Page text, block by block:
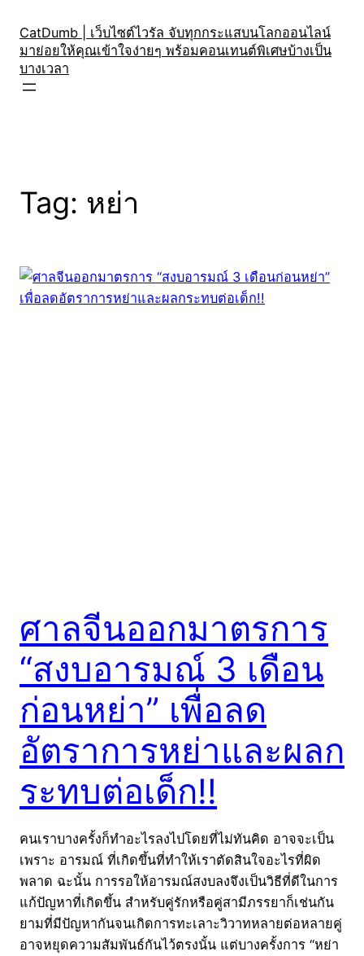
content
CatDumb | เว็บไซต์ไวรัล จับทุกกระแสบนโลกออนไลน์
มาย่อยให้คุณเข้าใจง่ายๆ พร้อมคอนเทนต์พิเศษบ้างเป็น
บางเวลา
Tag: หย่า
ศาลจีนออกมาตรการ
“สงบอารมณ์ 3 เดือน
ก่อนหย่า” เพื่อลด
อัตราการหย่าและผลก
ระทบต่อเด็ก!!
คนเราบางครั้งก็ทำอะไรลงไปโดยที่ไม่ทันคิด อาจจะเป็น
เพราะ อารมณ์ ที่เกิดขึ้นที่ทำให้เราตัดสินใจอะไรที่ผิด
พลาด ฉะนั้น การรอให้อารมณ์สงบลงจึงเป็นวิธีที่ดีในการ
แก้ปัญหาที่เกิดขึ้น สำหรับคู่รักหรือคู่สามีภรรยาก็เช่นกัน
ยามที่มีปัญหากันจนเกิดการทะเลาะวิวาทหลายต่อหลายคู่
อาจหยุดความสัมพันธ์กันไว้ตรงนั้น แต่บางครั้งการ “หย่า